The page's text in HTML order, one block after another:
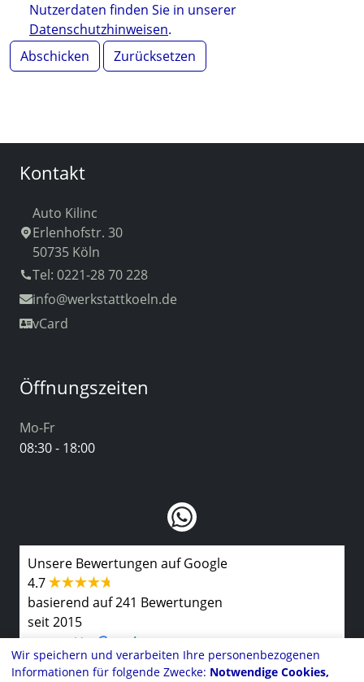
Nutzerdaten finden Sie in unserer
Datenschutzhinweisen.
Abschicken
Zurücksetzen
Kontakt
Auto Kilinc
Erlenhofstr. 30
50735 Köln
Tel: 0221-28 70 228
info@werkstattkoeln.de
vCard
Öffnungszeiten
Mo-Fr
08:30 - 18:00
Unsere Bewertungen auf Google
4.7
basierend auf 241 Bewertungen
seit 2015
Wir speichern und verarbeiten Ihre personenbezogenen
Informationen für folgende Zwecke: Notwendige Cookies,